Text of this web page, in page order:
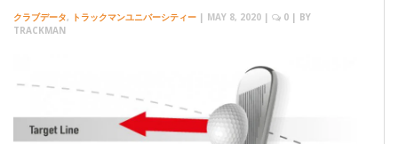
クラブデータ, トラックマンユニバーシティー | MAY 8, 2020 | 0 | BY
TRACKMAN